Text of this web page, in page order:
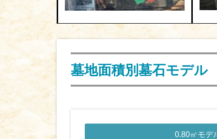
墓地面積別墓石モデル
0.80㎡モデ